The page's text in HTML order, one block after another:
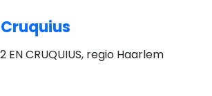
EN CRUQUIUS, regio Haarlem